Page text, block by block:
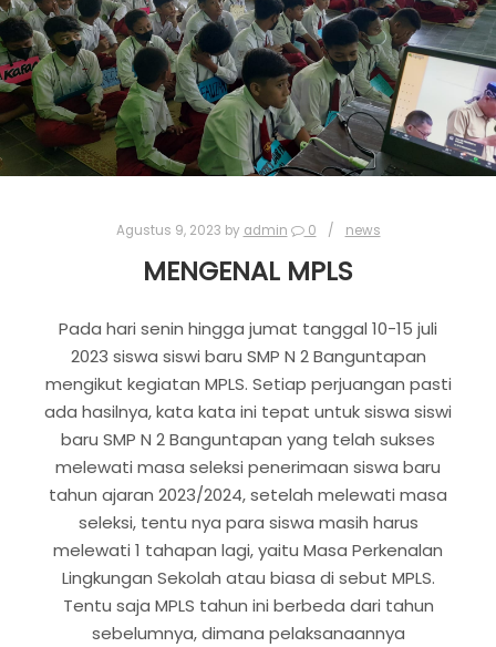
Agustus 9, 2023 by admin 0 news
MENGENAL MPLS
Pada hari senin hingga jumat tanggal 10-15 juli
2023 siswa siswi baru SMP N 2 Banguntapan
mengikut kegiatan MPLS. Setiap perjuangan pasti
ada hasilnya, kata kata ini tepat untuk siswa siswi
baru SMP N 2 Banguntapan yang telah sukses
melewati masa seleksi penerimaan siswa baru
tahun ajaran 2023/2024, setelah melewati masa
seleksi, tentu nya para siswa masih harus
melewati 1 tahapan lagi, yaitu Masa Perkenalan
Lingkungan Sekolah atau biasa di sebut MPLS.
Tentu saja MPLS tahun ini berbeda dari tahun
sebelumnya, dimana pelaksanaannya